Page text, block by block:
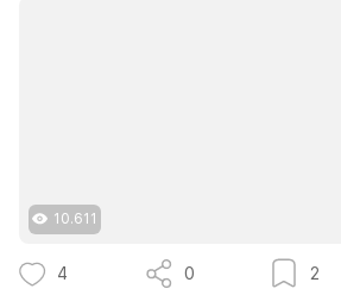
10.611
4 0 2